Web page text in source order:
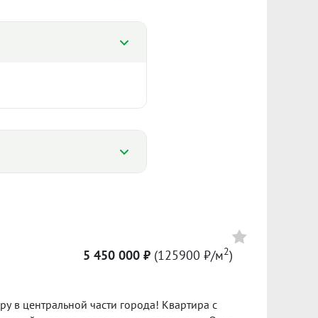
%
2025
5 450 000 ₽ (125900 ₽/м2)
части города! Квартира с